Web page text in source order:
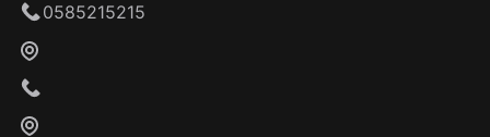
Khách hàng kiểm tra và thanh toán trực tiếp
0585215215